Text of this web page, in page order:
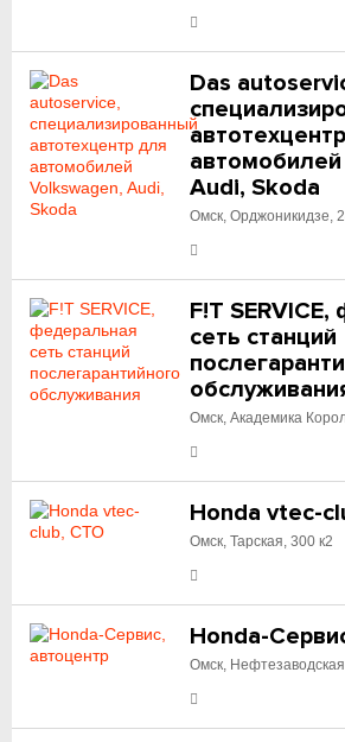
Das
Audi, Skoda
Омск, Орджоникидзе,
F!T
сеть станций
Омск, Академика
Honda vtec-
Омск, Тарская, 300 к2
Honda-
Омск,